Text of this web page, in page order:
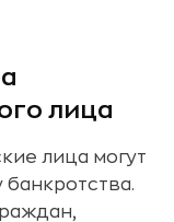
лица
лица могут